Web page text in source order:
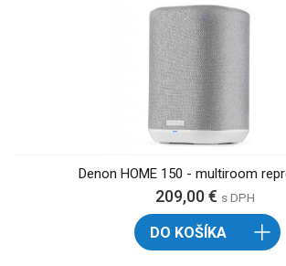
Denon HOME 150 - multiroom
209,00 € s DPH
DO KOŠÍKA